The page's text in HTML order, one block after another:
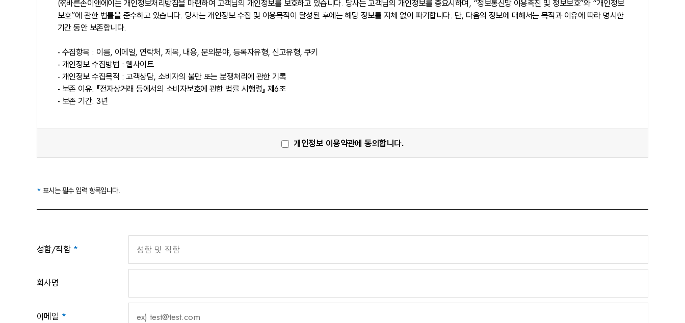
㈜바른손이앤에이는 개인정보처리방침을 마련하여 고객님의 개인정보를 보호하고 있습니다. 당사는 고객님의 개인정보를 중요시하며, “정보통신망 이용촉진 및 정보보호”와 “개인정보
보호”에 관한 법률을 준수하고 있습니다. 당사는 개인정보 수집 및 이용목적이 달성된 후에는 해당 정보를 지체 없이 파기합니다. 단, 다음의 정보에 대해서는 목적과 이유에 따라 명시한
기간 동안 보존합니다.
- 수집항목 : 이름, 이메일, 연락처, 제목, 내용, 문의분야, 등록자유형, 신고유형, 쿠키
- 개인정보 수집방법 : 웹사이트
- 개인정보 수집목적 : 고객상담, 소비자의 불만 또는 분쟁처리에 관한 기록
- 보존 이유: 『전자상거래 등에서의 소비자보호에 관한 법률 시행령』 제6조
- 보존 기간: 3년
개인정보 이용약관에 동의합니다.
* 표시는 필수 입력 항목입니다.
성함/직함 *
회사명
이메일 *